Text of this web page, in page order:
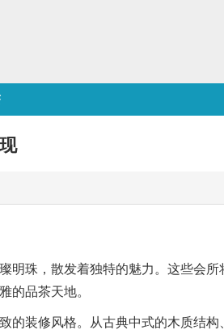
明珠，散发着独特的魅力。这些会所
的品茶天地。
的装修风格。从古典中式的木质结构